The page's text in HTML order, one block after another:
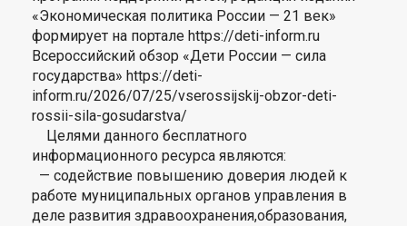
«Экономическая политика России — 21 век»
формирует на портале https://deti-inform.ru
Всероссийский обзор «Дети России — сила
государства» https://deti-
inform.ru/2026/07/25/vserossijskij-obzor-deti-
rossii-sila-gosudarstva/
Целями данного бесплатного
информационного ресурса являются:
— содействие повышению доверия людей к
работе муниципальных органов управления в
деле развития здравоохранения,образования,